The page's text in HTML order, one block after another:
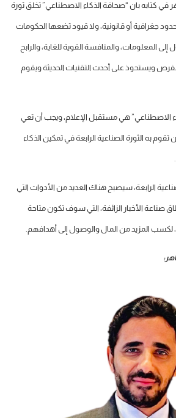
في كتابه بان “صحافة الذكاء الاصطناعي” تخلق ثورة
جغرافية أو قانونية، ولا قيود تضعها الحكومات
المعلومات، والمنافسة القوية للغاية، والرابح
ويستحوذ على أحدث التقنيات الحديثة ويقوم
الاصطناعي” هي مستقبل الإعلام، ويجب أن تعي
تقوم به الثورة الصناعية الرابعة في تمكين الذكاء
الرابعة، سيصبح هناك العديد من الأدوات التي
صناعة الأخبار الزائفة، التي سوف تكون متاحة
لكسب المزيد من المال والوصول إلى أهدافهم.